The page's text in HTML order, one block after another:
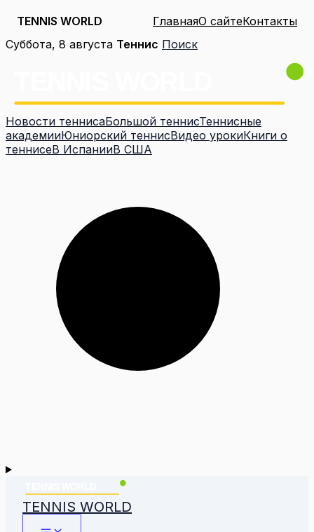
TENNIS WORLD ГлавнаяО сайтеКонтакты
Перейти
Суббота, 8 августа Теннис Поиск
Новости теннисаБольшой теннисТеннисные
академииЮниорский теннисВидео урокиКниги о
теннисеВ ИспанииВ США
TENNIS WORLD